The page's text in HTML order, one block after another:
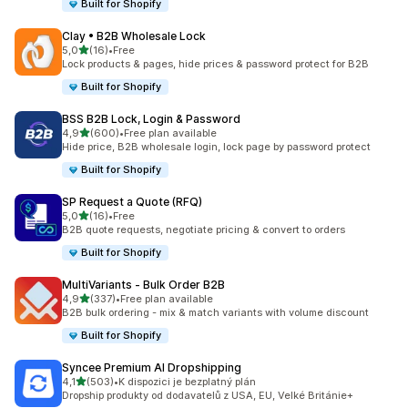
Built for Shopify
Clay • B2B Wholesale Lock
5,0z 5 hvězd
(16)
Celkový počet recenzí: 16
•Free
Lock products & pages, hide prices & password protect for B2B
Built for Shopify
BSS B2B Lock, Login & Password
4,9z 5 hvězd
(600)
Celkový počet recenzí: 600
•Free plan available
Hide price, B2B wholesale login, lock page by password protect
Built for Shopify
SP Request a Quote (RFQ)
5,0z 5 hvězd
(16)
Celkový počet recenzí: 16
•Free
B2B quote requests, negotiate pricing & convert to orders
Built for Shopify
MultiVariants ‑ Bulk Order B2B
4,9z 5 hvězd
(337)
Celkový počet recenzí: 337
•Free plan available
B2B bulk ordering - mix & match variants with volume discount
Built for Shopify
Syncee Premium AI Dropshipping
4,1z 5 hvězd
(503)
Celkový počet recenzí: 503
•K dispozici je bezplatný plán
Dropship produkty od dodavatelů z USA, EU, Velké Británie+